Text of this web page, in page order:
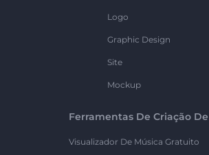
Logo
Graphic Design
Site
Mockup
Ferramentas De Criação
Visualizador De Música Gratuito